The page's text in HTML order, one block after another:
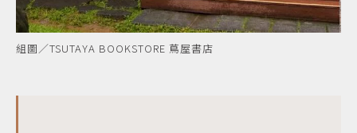
組圖／TSUTAYA BOOKSTORE 蔦屋書店